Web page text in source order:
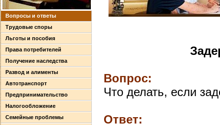
Вопросы и ответы
Трудовые споры
Льготы и пособия
Права потребителей
Получение наследства
Развод и алименты
Автотранспорт
Предпринимательство
Налогообложение
Семейные проблемы
Вопрос:
Что делать, если
Ответ: